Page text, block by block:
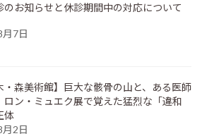
のお知らせと休診期間中の対応について
7日
・森美術館】巨大な骸骨の山と、ある医師
ロン・ミュエク展で覚えた猛烈な「違和
体
2日